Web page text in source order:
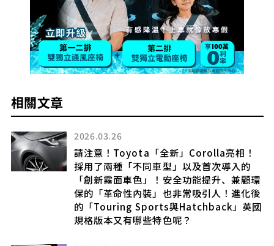
相關文章
2026.03.26
請注意！Toyota「全新」Corolla亮相！
採用了兩種「不同車型」以及首次導入的
「創新霧面車色」！安全功能提升、兼顧環
保的「革命性內裝」也非常吸引人！進化後
的「Touring Sports與Hatchback」英國
規格版本又有哪些特色呢？